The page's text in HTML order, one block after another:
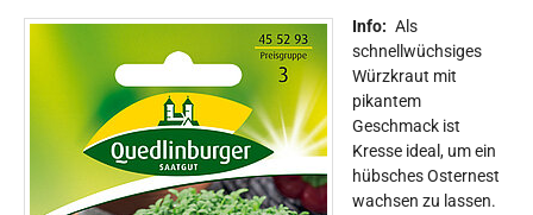
Info: Als
schnellwüchsiges
Würzkraut mit
pikantem
Geschmack ist
Kresse ideal, um ein
hübsches Osternest
wachsen zu lassen.